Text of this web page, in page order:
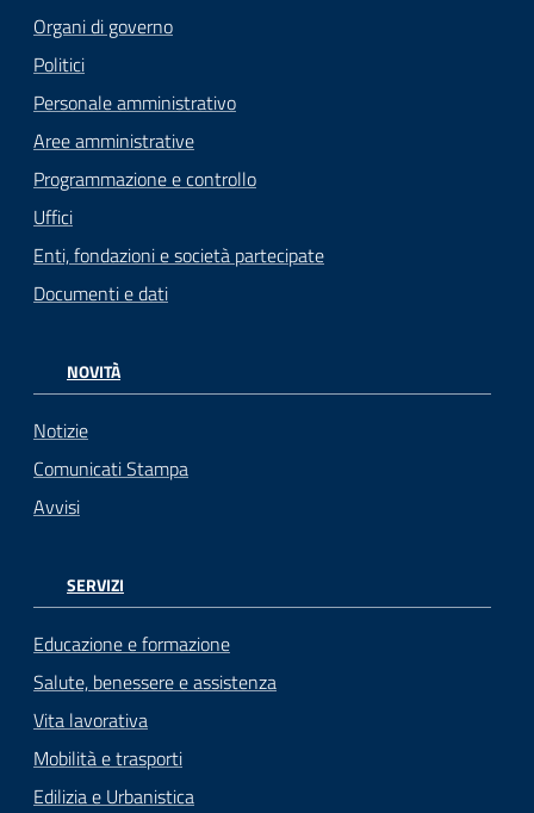
Organi di governo
Politici
Personale amministrativo
Aree amministrative
Programmazione e controllo
Uffici
Enti, fondazioni e società partecipate
Documenti e dati
NOVITÀ
Notizie
Comunicati Stampa
Avvisi
SERVIZI
Educazione e formazione
Salute, benessere e assistenza
Vita lavorativa
Mobilità e trasporti
Edilizia e Urbanistica